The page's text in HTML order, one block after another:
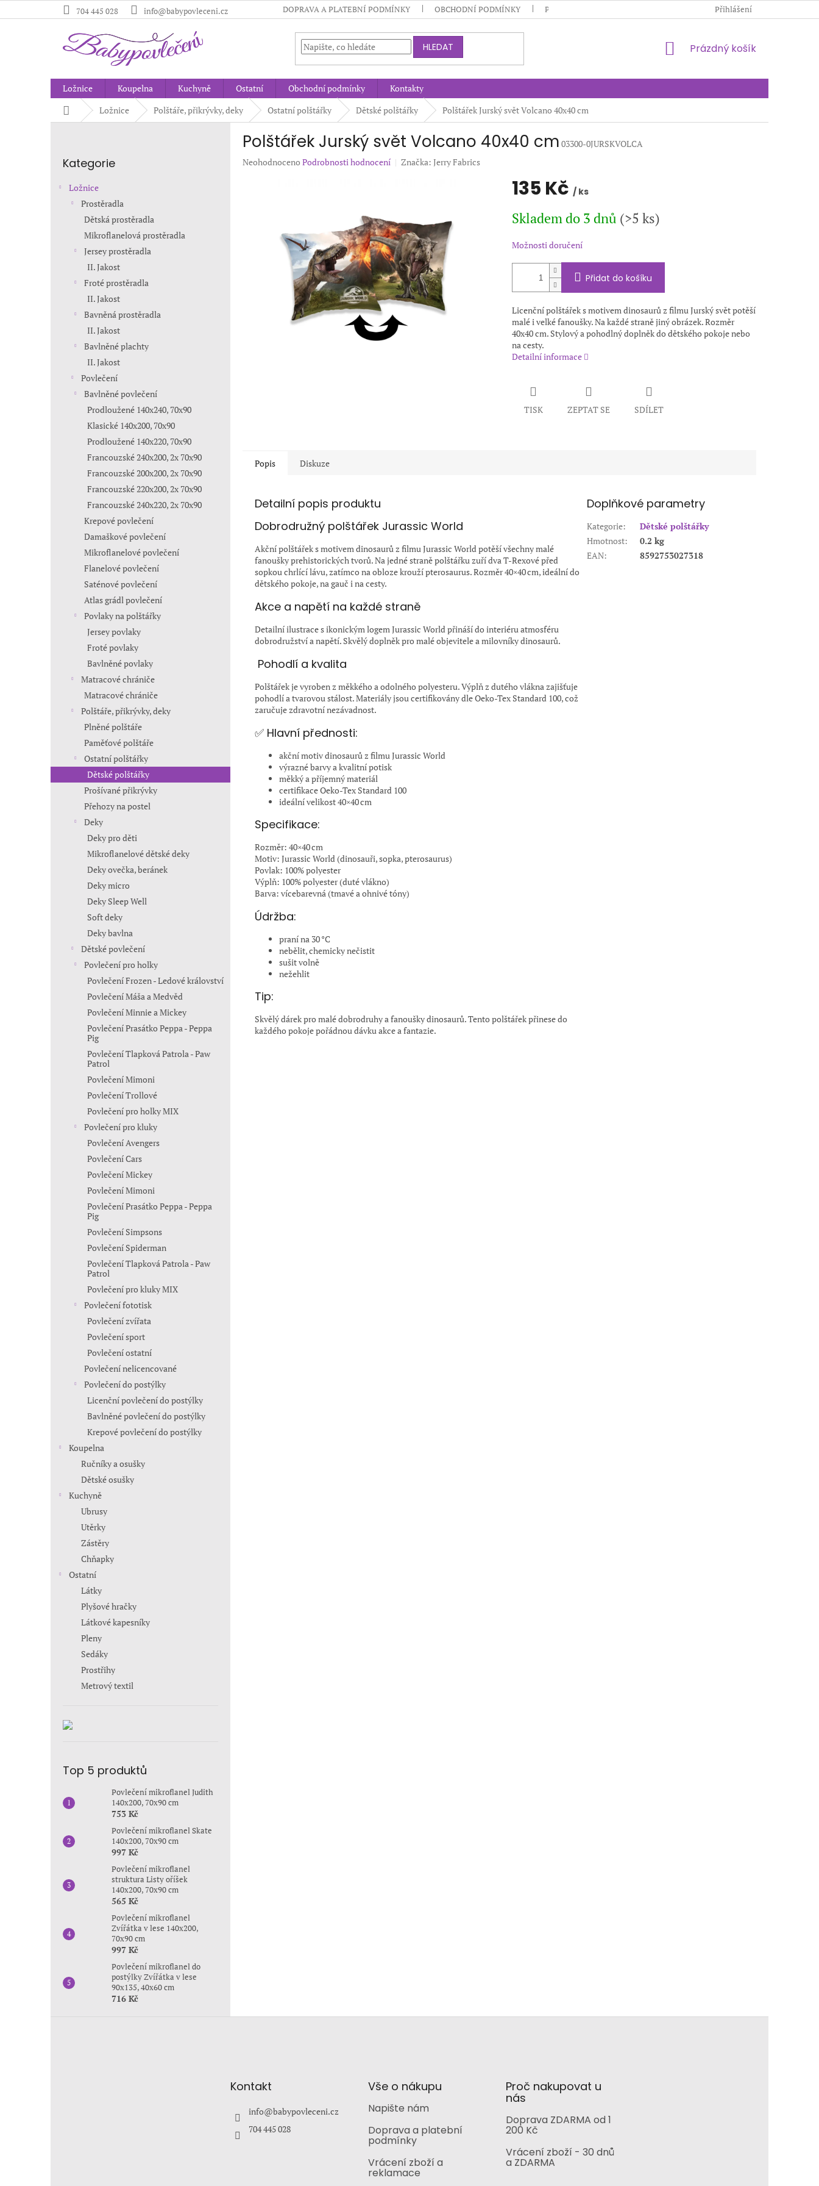
na
704 445 028 info@babypovleceni.cz DOPRAVA A PLATEBNÍ PODMÍNKY OBCHODNÍ PODMÍNKY PODMÍNKY OCHRANY OSOBNÍCH ÚDAJŮ KONTAKTY
Přihlášení
HLEDAT
NÁKUPNÍ
Prázdný košík
Ložnice Koupelna Kuchyně Ostatní Obchodní podmínky
Kontakty
Domů Ložnice Polštáře, přikrývky, deky Ostatní polštářky Dětské polštářky Polštářek Jurský svět Volcano 40x40 cm
kategorie
Kategorie
Ložnice
Prostěradla
Dětská prostěradla
Mikroflanelová prostěradla
Jersey prostěradla
II. Jakost
Froté prostěradla
II. Jakost
Bavněná prostěradla
II. Jakost
Bavlněné plachty
II. Jakost
Povlečení
Bavlněné povlečení
Prodloužené 140x240, 70x90
Klasické 140x200, 70x90
Prodloužené 140x220, 70x90
Francouzské 240x200, 2x 70x90
Francouzské 200x200, 2x 70x90
Francouzské 220x200, 2x 70x90
Francouzské 240x220, 2x 70x90
Krepové povlečení
Damaškové povlečení
Mikroflanelové povlečení
Flanelové povlečení
Saténové povlečení
Atlas grádl povlečení
Povlaky na polštářky
Jersey povlaky
Froté povlaky
Bavlněné povlaky
Matracové chrániče
Matracové chrániče
Polštáře, přikrývky, deky
Plněné polštáře
Paměťové polštáře
Ostatní polštářky
Dětské polštářky
Prošívané přikrývky
Přehozy na postel
Deky
Deky pro děti
Mikroflanelové dětské deky
Deky ovečka, beránek
Deky micro
Deky Sleep Well
Soft deky
Deky bavlna
Dětské povlečení
Povlečení pro holky
Povlečení Frozen - Ledové království
Povlečení Máša a Medvěd
Povlečení Minnie a Mickey
Povlečení Prasátko Peppa - Peppa
Pig
Povlečení Tlapková Patrola - Paw
Patrol
Povlečení Mimoni
Povlečení Trollové
Povlečení pro holky MIX
Povlečení pro kluky
Povlečení Avengers
Povlečení Cars
Povlečení Mickey
Povlečení Mimoni
Povlečení Prasátko Peppa - Peppa
Pig
Povlečení Simpsons
Povlečení Spiderman
Povlečení Tlapková Patrola - Paw
Patrol
Povlečení pro kluky MIX
Povlečení fototisk
Povlečení zvířata
Povlečení sport
Povlečení ostatní
Povlečení nelicencované
Povlečení do postýlky
Licenční povlečení do postýlky
Bavlněné povlečení do postýlky
Krepové povlečení do postýlky
Koupelna
Ručníky a osušky
Dětské osušky
Kuchyně
Ubrusy
Utěrky
Zástěry
Chňapky
Ostatní
Látky
Plyšové hračky
Látkové kapesníky
Pleny
Sedáky
Prostřihy
Metrový textil
Top 5 produktů
Povlečení mikroflanel Judith
140x200, 70x90 cm
753 Kč
Povlečení mikroflanel Skate
140x200, 70x90 cm
997 Kč
Povlečení mikroflanel
struktura Listy oříšek
140x200, 70x90 cm
565 Kč
Povlečení mikroflanel
Zvířátka v lese 140x200,
70x90 cm
997 Kč
Povlečení mikroflanel do
postýlky Zvířátka v lese
90x135, 40x60 cm
716 Kč
Polštářek Jurský svět Volcano 40x40 cm 03300-0JURSKVOLCA
Průměrné
hvězdiček.
Neohodnoceno Podrobnosti hodnocení Značka: Jerry Fabrics
135 Kč / ks
cena:
Skladem do 3 dnů (>5 ks)
Možnosti doručení
Přidat do košíku
Licenční polštářek s motivem dinosaurů z filmu Jurský svět potěší
malé i velké fanoušky. Na každé straně jiný obrázek. Rozměr
40x40 cm. Stylový a pohodlný doplněk do dětského pokoje nebo
na cesty.
Detailní informace
TISK ZEPTAT SE SDÍLET
Popis Diskuze
Detailní popis produktu
Dobrodružný polštářek Jurassic World
Akční polštářek s motivem dinosaurů z filmu Jurassic World potěší všechny malé
fanoušky prehistorických tvorů. Na jedné straně polštářku zuří dva T-Rexové před
sopkou chrlící lávu, zatímco na obloze krouží pterosaurus. Rozměr 40×40 cm, ideální do
dětského pokoje, na gauč i na cesty.
Akce a napětí na každé straně
Detailní ilustrace s ikonickým logem Jurassic World přináší do interiéru atmosféru
dobrodružství a napětí. Skvělý doplněk pro malé objevitele a milovníky dinosaurů.
️ Pohodlí a kvalita
Polštářek je vyroben z měkkého a odolného polyesteru. Výplň z dutého vlákna zajišťuje
pohodlí a tvarovou stálost. Materiály jsou certifikovány dle Oeko-Tex Standard 100, což
zaručuje zdravotní nezávadnost.
✅ Hlavní přednosti:
akční motiv dinosaurů z filmu Jurassic World
výrazné barvy a kvalitní potisk
měkký a příjemný materiál
certifikace Oeko-Tex Standard 100
ideální velikost 40×40 cm
Specifikace:
Rozměr: 40×40 cm
Motiv: Jurassic World (dinosauři, sopka, pterosaurus)
Povlak: 100% polyester
Výplň: 100% polyester (duté vlákno)
Barva: vícebarevná (tmavé a ohnivé tóny)
Údržba:
praní na 30 °C
nebělit, chemicky nečistit
sušit volně
nežehlit
Tip:
Skvělý dárek pro malé dobrodruhy a fanoušky dinosaurů. Tento polštářek přinese do
každého pokoje pořádnou dávku akce a fantazie.
Doplňkové parametry
Kategorie:
Dětské polštářky
Hmotnost:
0.2 kg
EAN: 8592753027318
Kontakt
info@babypovleceni.cz
704 445 028
Vše o nákupu
Napište nám
Doprava a platební
podmínky
Vrácení zboží a
reklamace
Proč nakupovat u
nás
Doprava ZDARMA od 1
200 Kč
Vrácení zboží - 30 dnů
a ZDARMA